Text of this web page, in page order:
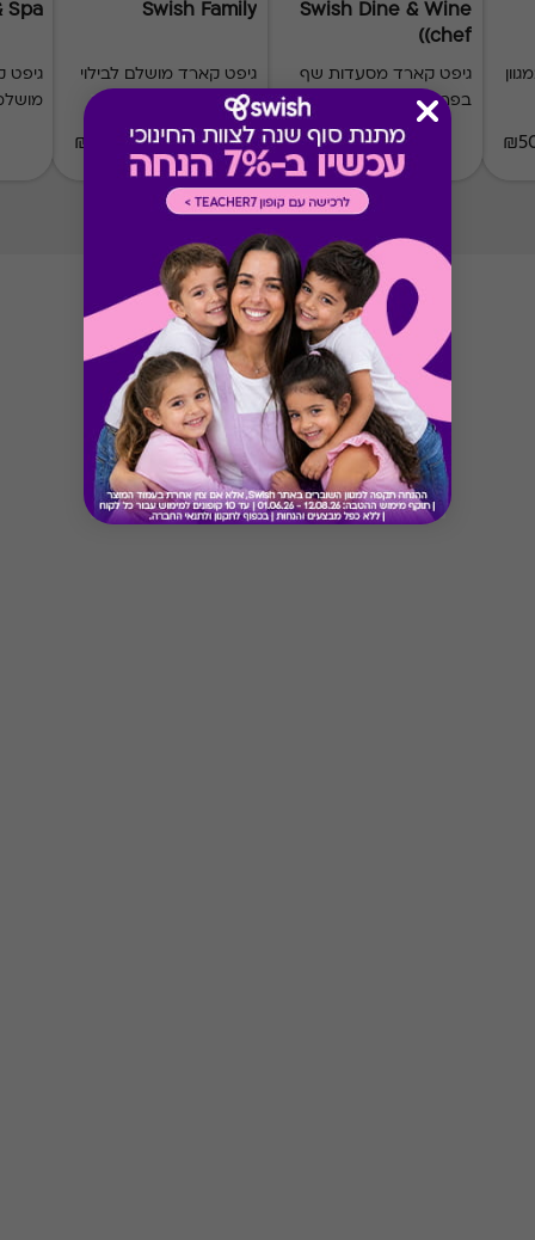
Swish Dine & Wine
(chef)
גיפט קארד מסעדות שף
בפריסה ארצית
₪60-₪1000
Swish Family
גיפט קארד מושלם לבילוי
משפחתי
₪20-₪500
Spa
גיפט